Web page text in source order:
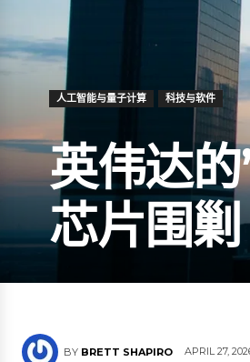
人工智能与量子计算 科技与软件
英伟达
芯片围剿
BY BRETT SHAPIRO APRIL 27,